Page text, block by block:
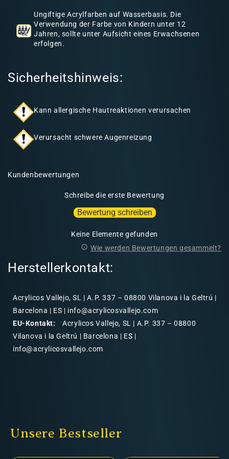
Ungiftige Acrylfarben auf Wasserbasis. Die
Verwendung der Farbe von Kindern unter 12
Jahren, sollte unter Aufsicht eines Erwachsenen
erfolgen.
Sicherheitshinweis:
Kann allergische Hautreaktionen verursachen
Verursacht schwere Augenreizung
Kundenbewertungen
Schreibe die erste Bewertung
Bewertung schreiben
Keine Elemente gefunden
Wie werden Bewertungen gesammelt?
Herstellerkontakt:
Acrylicos Vallejo, SL | A.P. 337 – 08800 Vilanova i la Geltrú |
Barcelona | ES | info@acrylicosvallejo.com
EU-Kontakt:
Acrylicos Vallejo, SL | A.P. 337 – 08800
Vilanova i la Geltrú | Barcelona | ES |
info@acrylicosvallejo.com
Unsere Bestseller